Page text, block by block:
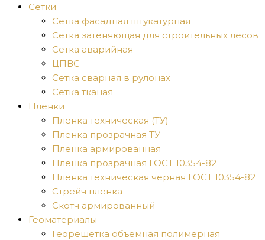
Сетки
Сетка фасадная штукатурная
Сетка затеняющая для строительных лесов
Сетка аварийная
ЦПВС
Сетка сварная в рулонах
Сетка тканая
Пленки
Пленка техническая (ТУ)
Пленка прозрачная ТУ
Пленка армированная
Пленка прозрачная ГОСТ 10354-82
Пленка техническая черная ГОСТ 10354-82
Стрейч пленка
Скотч армированный
Геоматериалы
Георешетка объемная полимерная